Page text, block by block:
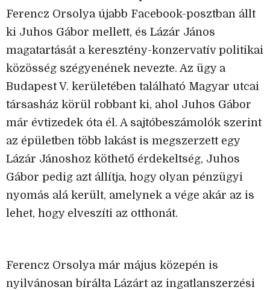
Ferencz Orsolya újabb Facebook-posztban állt
ki Juhos Gábor mellett, és Lázár János
magatartását a keresztény-konzervatív politikai
közösség szégyenének nevezte. Az ügy a
Budapest V. kerületében található Magyar utcai
társasház körül robbant ki, ahol Juhos Gábor
már évtizedek óta él. A sajtóbeszámolók szerint
az épületben több lakást is megszerzett egy
Lázár Jánoshoz köthető érdekeltség, Juhos
Gábor pedig azt állítja, hogy olyan pénzügyi
nyomás alá került, amelynek a vége akár az is
lehet, hogy elveszíti az otthonát.
Ferencz Orsolya már május közepén is
nyilvánosan bírálta Lázárt az ingatlanszerzési